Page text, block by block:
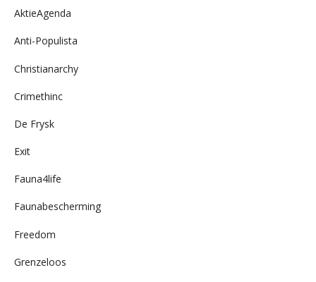
AktieAgenda
Anti-Populista
Christianarchy
Crimethinc
De Frysk
Exit
Fauna4life
Faunabescherming
Freedom
Grenzeloos